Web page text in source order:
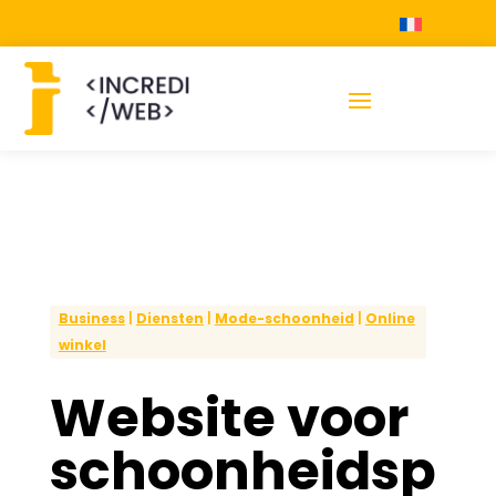
Business| Diensten Mode-schoonheid
Online
winkel
Website voor
schoonheidsp